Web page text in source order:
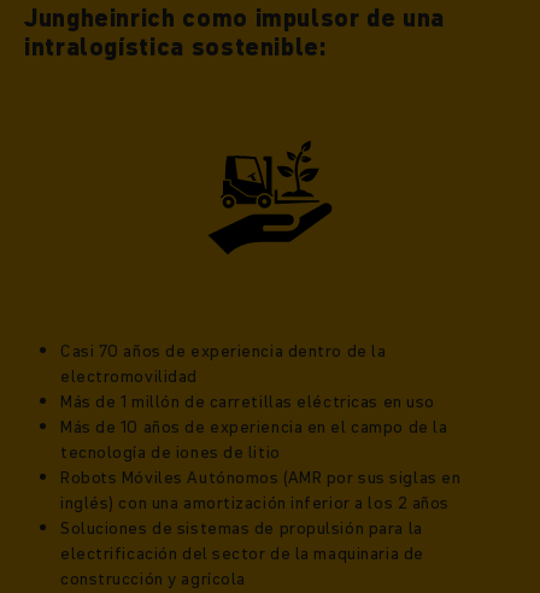
Jungheinrich como impulsor de una
intralogística sostenible:
Casi 70 años de experiencia dentro de la
electromovilidad
Más de 1 millón de carretillas eléctricas en uso
Más de 10 años de experiencia en el campo de la
tecnología de iones de litio
Robots Móviles Autónomos (AMR por sus siglas en
inglés) con una amortización inferior a los 2 años
Soluciones de sistemas de propulsión para la
electrificación del sector de la maquinaria de
construcción y agrícola